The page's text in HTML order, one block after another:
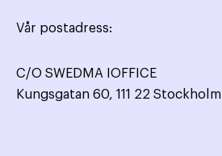
Vår postadress:
C/O SWEDMA IOFFICE
Kungsgatan 60, 111 22 Stockholm